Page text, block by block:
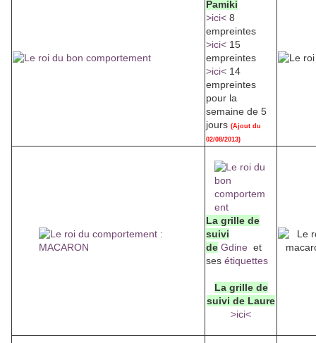
Pamiki
>ici< 8
empreintes
>ici< 15
empreintes
>ici< 14
empreintes
pour la
semaine de 5
jours (Ajout du
02/08/2013)
La grille de
suivi
de Gdine et
ses étiquettes
La grille de
suivi de Laure
>ici<